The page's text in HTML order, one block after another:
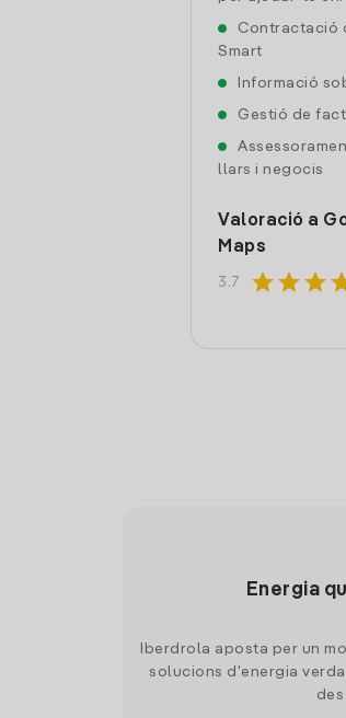
Contractació
Smart
Informació
Gestió de
llars i negocis
Valoració a
Maps
3.7 starstarstar
Energia
Iberdrola aposta per un
solucions d'energia